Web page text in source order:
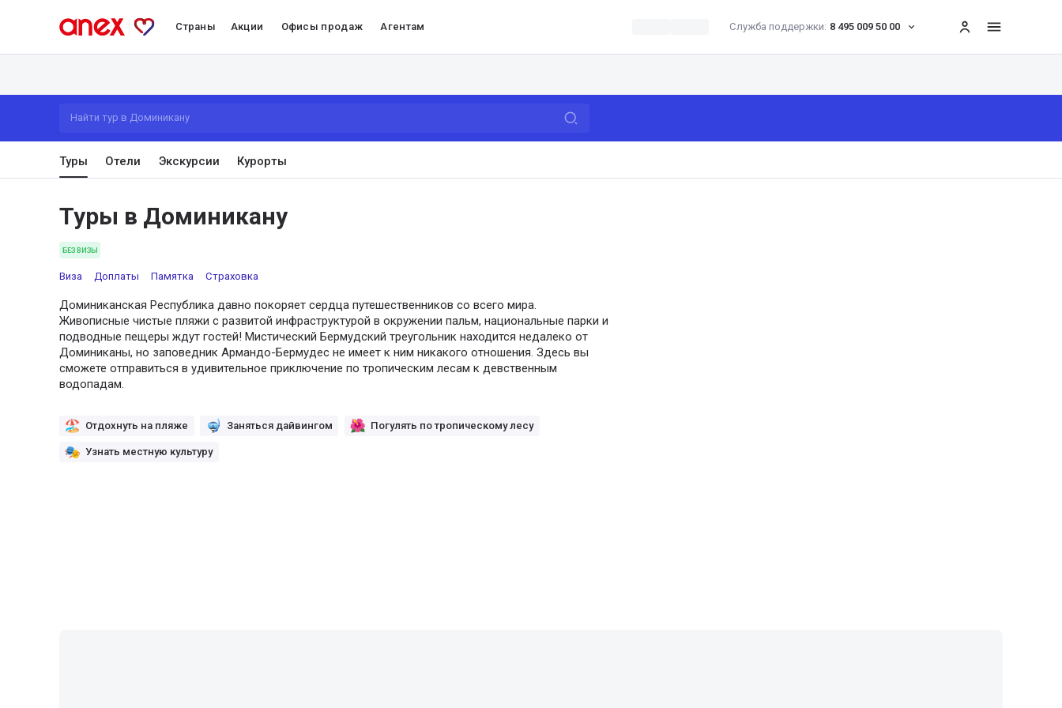
Страны Акции Офисы продаж Агентам Служба поддержки: 8 495 009 50 00 меню
Найти тур в Доминикану
Туры Отели Экскурсии Курорты
Туры в Доминикану
БЕЗ ВИЗЫ
Виза Доплаты Памятка Страховка
Доминиканская Республика давно покоряет сердца путешественников со всего мира.
Живописные чистые пляжи с развитой инфраструктурой в окружении пальм, национальные парки и
подводные пещеры ждут гостей! Мистический Бермудский треугольник находится недалеко от
Доминиканы, но заповедник Армандо-Бермудес не имеет к ним никакого отношения. Здесь вы
сможете отправиться в удивительное приключение по тропическим лесам к девственным
водопадам.
Отдохнуть на пляже Заняться дайвингом Погулять по тропическому лесу
Узнать местную культуру